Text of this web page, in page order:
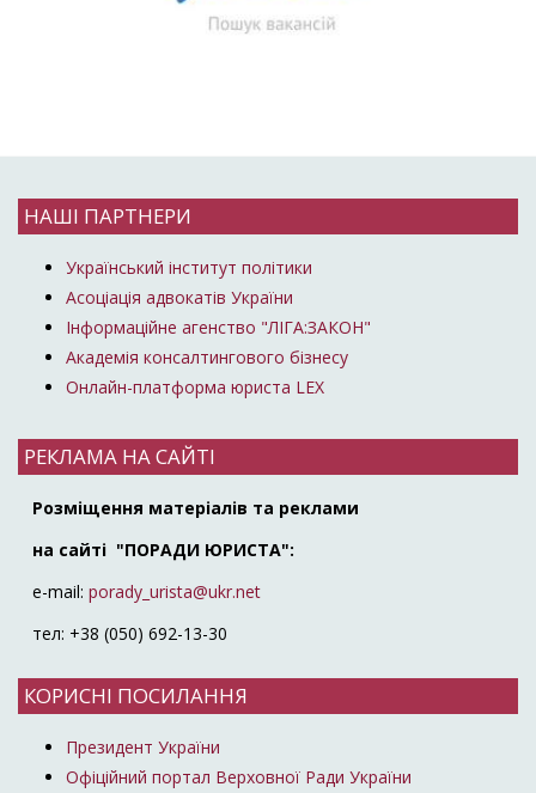
НАШІ ПАРТНЕРИ
Український інститут політики
Асоціація адвокатів України
Інформаційне агенство "ЛІГА:ЗАКОН"
Академія консалтингового бізнесу
Онлайн-платформа юриста LEX
РЕКЛАМА НА САЙТІ
Розміщення матеріалів та реклами
на сайті "ПОРАДИ ЮРИСТА":
e-mail: porady_urista@ukr.net
тел: +38 (050) 692-13-30
КОРИСНІ ПОСИЛАННЯ
Президент України
Офіційний портал Верховної Ради України